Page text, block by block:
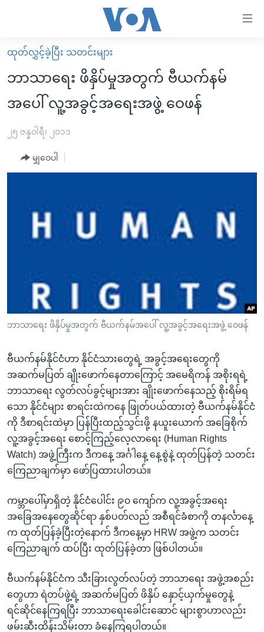
လွယ်ကူ
စေ
များ
အကြောင်းအရာ
စာမျက်နှာ
သို့
ရန်
ရှာဖွေ
ရန်
နေရာ
သို့
ကျော်
ရန်
မူလစာမျက်နှာ
မြန်မာ
ကမ္ဘာ့သတင်းများ
နိုင်ငံတကာ
ရပ်ဝန်းတခု လမ်းတခု အလွန်
အမေရိကန်သုံးအီဒီယံ
မကြေးမုံရဲ့ အင်္ဂလိပ်စာ
အပတ်စဉ်ကဏ္ဍများ
ရေဒီယို
ရေဒီယိုနှင့်ရုပ်သံ အချက်အလက်များ
Learning English
ဗွီအိုအေ လူမှုကွန်ယက်များ
ဘာသာစကားများ
ထုတ်လွှင့်ခဲ့ပြီး သတင်းများ
ဘာသာရေး ဖိနှိပ်မှုအတွက် ဗီယက်နမ်
အပေါ် လူ့အခွင့်အရေးအဖွဲ့ ဝေဖန်
၂၅ ဇန္နဝါရီ၊ ၂၀၁၁
မျှဝေပါ
ဘာသာရေး ဖိနှိပ်မှုအတွက် ဗီယက်နမ်အပေါ် လူ့အခွင့်အရေးအဖွဲ့ ဝေဖန်
ဗီယက်နမ်နိုင်ငံဟာ နိုင်ငံသားတွေရဲ့ အခွင့်အရေးတွေကို
အဆက်မပြတ် ချိုးဖောက်နေတာကြောင့် အမေရိကန် အစိုးရရဲ့
ဘာသာရေး လွတ်လပ်ခွင့်များအား ချိုးဖောက်နေသည့် စိုးရိမ်ရ
သော နိုင်ငံများ စာရင်းထဲကနေ ဖြုတ်ပယ်ထားတဲ့ ဗီယက်နမ်နိုင်ငံ
ကို ဒီစာရင်းထဲမှာ ပြန်ပြီးထည့်သွင်းဖို့ နယူးယောက် အခြေစိုက်
လူ့အခွင့်အရေး စောင့်ကြည့်လေ့လာရေး (Human Rights
Watch) အဖွဲ့ကြီးက ဒီကနေ့ အင်္ဂါနေ့ နေ့စွဲနဲ့ ထုတ်ပြန်တဲ့ သတင်း
ကြေညာချက်မှာ ဖော်ပြထားပါတယ်။
ကမ္ဘာပေါ်မှာရှိတဲ့ နိုင်ငံပေါင်း ၉၀ ကျော်က လူ့အခွင့်အရေး
အခြေအနေတွေဆိုင်ရာ နှစ်ပတ်လည် အစီရင်ခံစာကို တနင်္လာနေ့
က ထုတ်ပြန်ခဲ့ပြီးတဲ့နောက် ဒီကနေ့မှာ HRW အဖွဲ့က သတင်း
ကြေညာချက် ထပ်ပြီး ထုတ်ပြန်ခဲ့တာ ဖြစ်ပါတယ်။
ဗီယက်နမ်နိုင်ငံက သီးခြားလွတ်လပ်တဲ့ ဘာသာရေး အဖွဲ့အစည်း
တွေဟာ ရဲတပ်ဖွဲ့ရဲ့ အဆက်မပြတ် ဖိနှိပ် နှောင့်ယှက်မှုတွေနဲ့
ရင်ဆိုင်နေကြရပြီး ဘာသာရေးခေါင်းဆောင် များစွာဟာလည်း
ဖမ်းဆီးထိန်းသိမ်းတာ ခံနေကြရပါတယ်။